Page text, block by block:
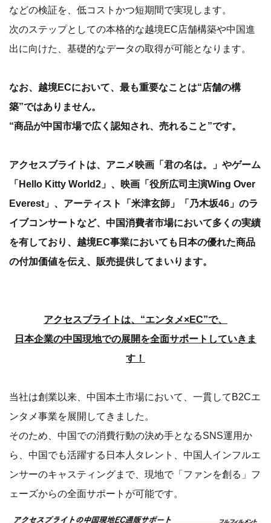
などの検証を、低コストかつ短期間で実現します。
次のステップとしての本格的な越境EC店舗構築や中国進
出に向けた、基礎的なデータの取得が可能となります。
なお、越境ECにおいて、最も重要なことは“店舗の構
築”ではありません。
“商品が中国市場で広く認知され、売れること”です。
アクセスブライトは、アニメ映画「君の名は。」やゲーム
「Hello Kitty World2」、映画「役所広司主演Wing Over
Everest」、アーティスト「米津玄師」「乃木坂46」のラ
イブコンサートなど、中国消費者市場において多くの実績
を有しており、越境EC事業においても日本の優れた商品
の付加価値を伝え、販売提供してまいります。
アクセスブライトは、“エンタメ×EC”で、
日本企業の中国現地での展開を全面サポートしていきま
す！
当社は創業以来、中国本土市場において、一貫してB2Cエ
ンタメ事業を展開してきました。
そのため、中国での消費行動の決め手となるSNS運用か
ら、中国でも活躍する日本人タレント、中国人インフルエ
ンサーのキャスティングまで、現地で「ファンを創る」フ
ェーズからの全面サポートが可能です。